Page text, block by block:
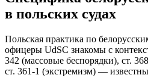
в польских судах
Польская практика по
офицеры UdSC знакомы с
342 (массовые беспорядки), ст.
ст. 361-1 (экстремизм) —